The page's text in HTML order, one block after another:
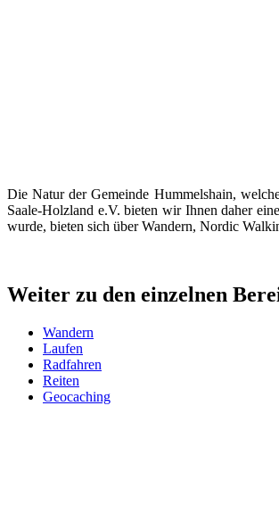
Die Natur der Gemeinde Hummelshain,
Saale-Holzland e.V. bieten wir Ihnen daher
wurde, bieten sich über Wandern, Nordic
Weiter zu den einzelnen
Wandern
Laufen
Radfahren
Reiten
Geocaching